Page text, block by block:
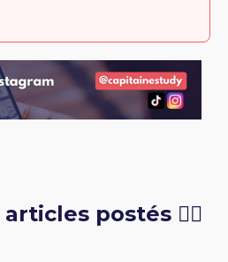
postés 👇🏻